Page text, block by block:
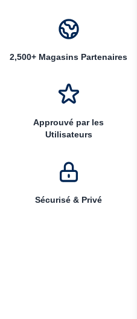
2,500+ Magasins Partenaires
Approuvé par les
Utilisateurs
Sécurisé & Privé